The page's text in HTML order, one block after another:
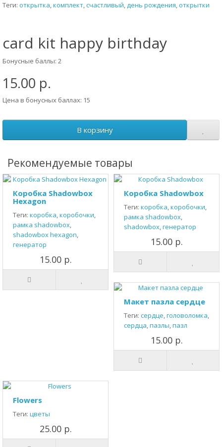
Теги: открытка,комплект,счастливый,день рождения,открытки
card kit happy birthday
Бонусные баллы: 2
15.00 р.
Цена в бонусных баллах: 15
В корзину
Рекомендуемые товары
Коробка Shadowbox
Hexagon
Теги: коробка,коробочки,
рамка shadowbox,
shadowbox hexagon,
генератор
15.00 р.
Коробка Shadowbox
Теги: коробка,коробочки,
рамка shadowbox,
shadowbox,генератор
15.00 р.
Макет пазла сердце
Теги: сердце,головоломка,
сердца,пазлы,пазл
15.00 р.
Flowers
Теги: цветы
25.00 р.